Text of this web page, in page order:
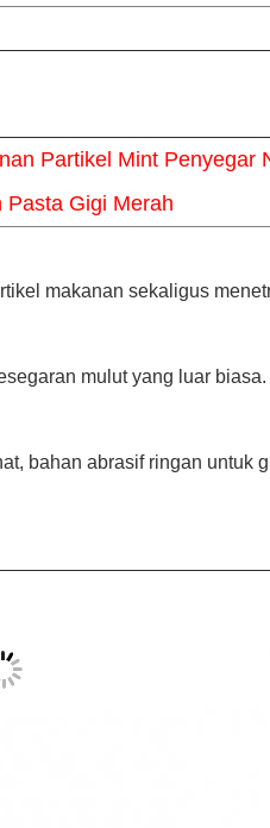
Partikel Mint Penyegar
Pasta Gigi Merah
makanan sekaligus
mulut yang luar biasa.
bahan abrasif ringan untuk